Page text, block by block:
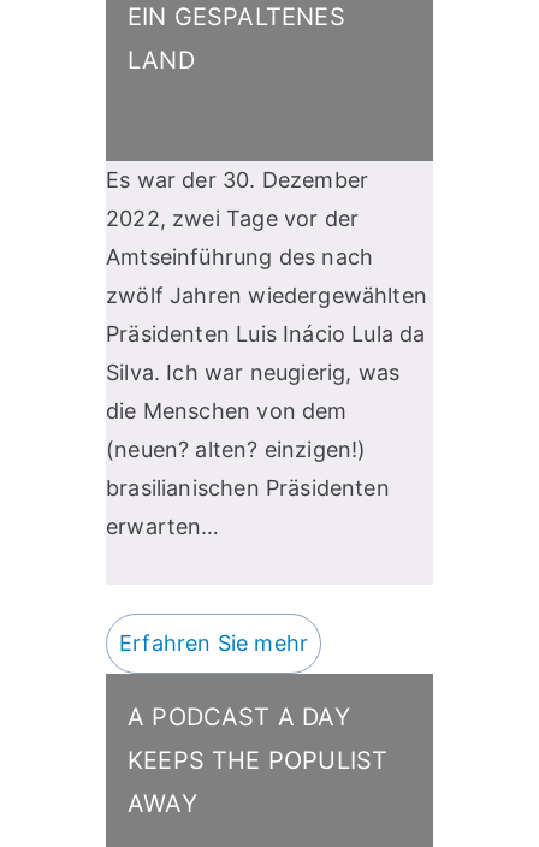
EIN GESPALTENES
LAND
Es war der 30. Dezember
2022, zwei Tage vor der
Amtseinführung des nach
zwölf Jahren wiedergewählten
Präsidenten Luis Inácio Lula da
Silva. Ich war neugierig, was
die Menschen von dem
(neuen? alten? einzigen!)
brasilianischen Präsidenten
erwarten…
Erfahren Sie mehr
A PODCAST A DAY
KEEPS THE POPULIST
AWAY